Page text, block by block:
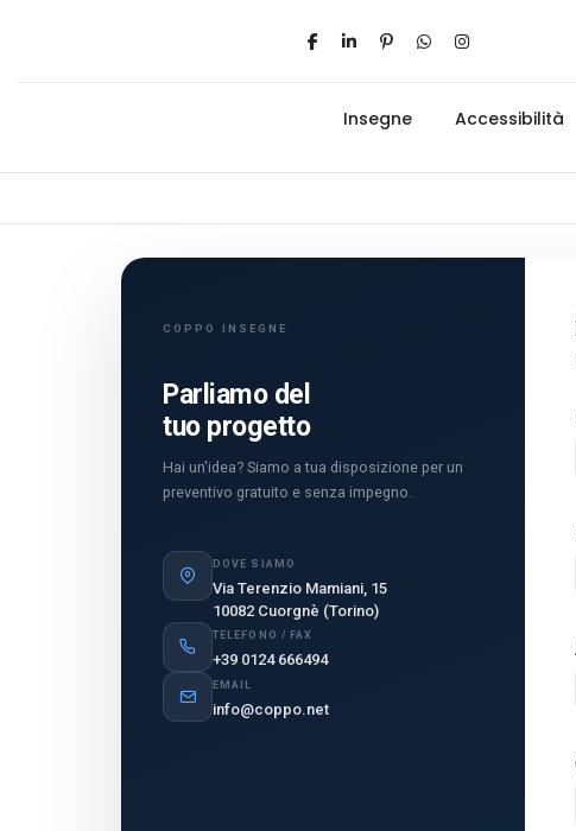
Insegne Accessibilità
COPPO INSEGNE
Parliamo del
tuo progetto
Hai un'idea? Siamo a tua disposizione per un
preventivo gratuito e senza impegno.
DOVE SIAMO
Via Terenzio Mamiani, 15
10082 Cuorgnè (Torino)
TELEFONO / FAX
+39 0124 666494
EMAIL
info@coppo.net